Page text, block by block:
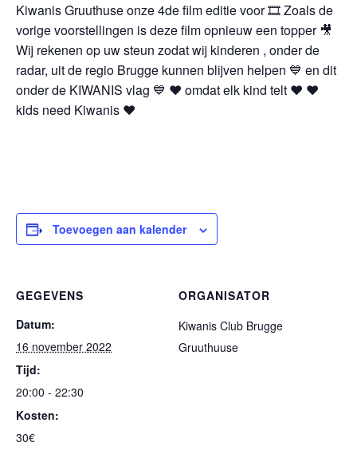
Kiwanis Gruuthuse onze 4de film editie voor 🎞 Zoals de
vorige voorstellingen is deze film opnieuw een topper 🎥
Wij rekenen op uw steun zodat wij kinderen , onder de
radar, uit de regio Brugge kunnen blijven helpen 💙 en dit
onder de KIWANIS vlag 💙 ❤️ omdat elk kind telt ❤️ ❤️
kids need Kiwanis ❤️
Toevoegen aan kalender
GEGEVENS
Datum:
16 november 2022
Tijd:
20:00 - 22:30
Kosten:
30€
ORGANISATOR
Kiwanis Club Brugge
Gruuthuuse